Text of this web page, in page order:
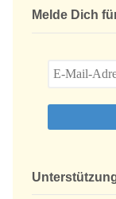
Melde Dich